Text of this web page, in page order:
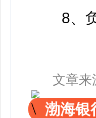
8、负
文章来源
渤海银